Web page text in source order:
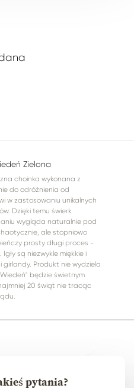
Zielona
choinka wykonana z
do odróżnienia od
w zastosowaniu unikalnych
Dzięki temu świerk
wygląda naturalnie pod
ale stopniowo
prosty długi proces -
są niezwykle miękkie i
girlandy. Produkt nie wydziela
będzie świetnym
20 świąt nie tracąc
pytania?